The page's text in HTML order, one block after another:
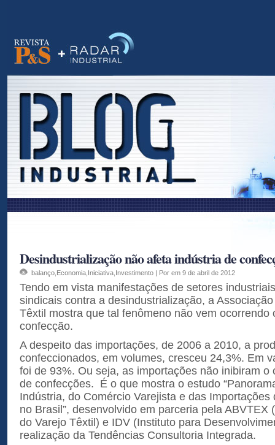
Desindustrialização não afeta indústria de
balanço Economia Iniciativa Investimento | Por em 9 de abril de 2012
Tendo em vista manifestações de setores
sindicais contra a desindustrialização, a
Têxtil mostra que tal fenômeno não vem ocorrendo
confecção.
A despeito das importações, de 2006 a 2010, a
confeccionados, em volumes, cresceu 24,3%. Em
foi de 93%. Ou seja, as importações não inibiram o
de confecções. É o que mostra o estudo
Indústria, do Comércio Varejista e das Importações
no Brasil”, desenvolvido em parceria pela ABVTEX
do Varejo Têxtil) e IDV (Instituto para
realização da Tendências Consultoria Integrada.